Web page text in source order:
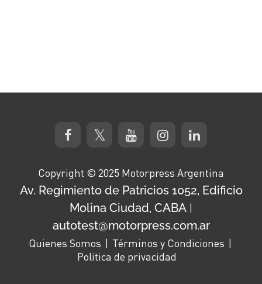
Copyright © 2025 Motorpress Argentina
Av. Regimiento de Patricios 1052, Edificio
Molina Ciudad, CABA |
autotest@motorpress.com.ar
Quienes Somos
Términos y Condiciones
Politica de privacidad